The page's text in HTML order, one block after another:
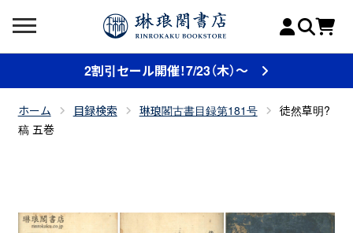
2割引セール開催！7/23（木）～
ホーム 目録検索 琳琅閣古書目録第181号
徒然草明?
稿 五巻